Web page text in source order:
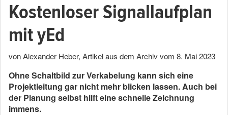
Kostenloser Signallaufplan
mit yEd
von Alexander Heber, Artikel aus dem Archiv vom 8. Mai 2023
Ohne Schaltbild zur Verkabelung kann sich eine
Projektleitung gar nicht mehr blicken lassen. Auch bei
der Planung selbst hilft eine schnelle Zeichnung
immens.